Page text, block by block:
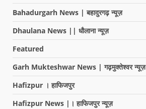
Bahadurgarh News | बहादुरगढ़ न्यूज़
Dhaulana News || धौलाना न्यूज़
Featured
Garh Mukteshwar News | गढ़मुक्तेश्वर न्यूज़
Hafizpur । हाफिजपुर
Hafizpur News |। हाफिजपुर न्यूज़